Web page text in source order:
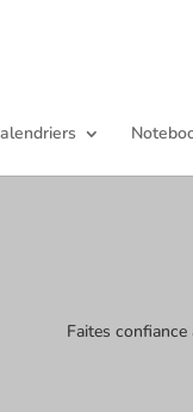
Faites